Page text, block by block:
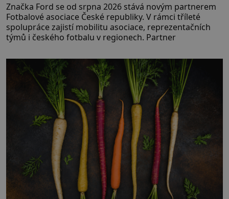
Značka Ford se od srpna 2026 stává novým partnerem
Fotbalové asociace České republiky. V rámci tříleté
spolupráce zajistí mobilitu asociace, reprezentačních
týmů i českého fotbalu v regionech. Partner